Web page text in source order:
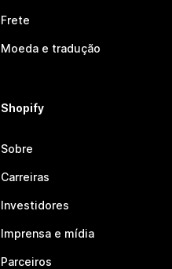
Frete
Moeda e tradução
Shopify
Sobre
Carreiras
Investidores
Imprensa e mídia
Parceiros